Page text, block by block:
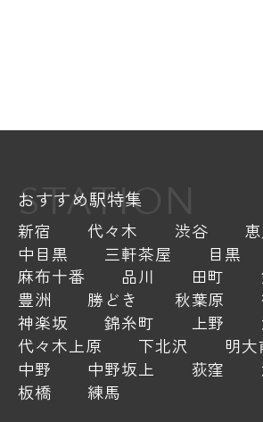
STATION
おすすめ駅特集
新宿 代々木 渋谷
中目黒
三軒茶屋
目黒
麻布十番
品川 田町
豊洲
勝どき 秋葉原
神楽坂
錦糸町 上野
代々木上原
下北沢
明大
中野
中野坂上 荻窪
板橋
練馬